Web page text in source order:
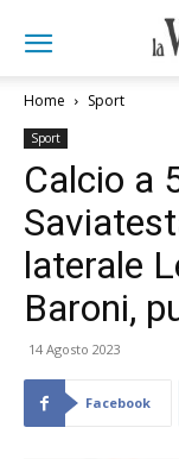
Home Sport
Sport
Calcio a
laterale
Baroni,
14 Agosto 2023
Facebook